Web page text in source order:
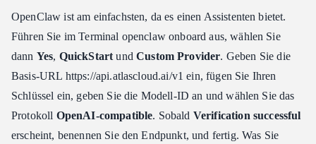
OpenClaw ist am einfachsten, da es einen Assistenten bietet.
Führen Sie im Terminal openclaw onboard aus, wählen Sie
dann Yes, QuickStart undCustom Provider. Geben Sie die
Basis-URL https:​//api.atlascloud.ai/v1 ein, fügen Sie Ihren
Schlüssel ein, geben Sie die Modell-ID an und wählen Sie das
Protokoll OpenAI-compatible. Sobald Verification successful
erscheint, benennen Sie den Endpunkt, und fertig. Was Sie